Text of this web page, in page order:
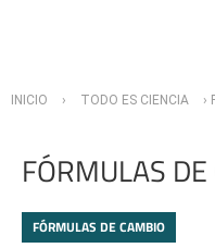
Usted está aquí
INICIO › TODO ES CIENCIA ›
FÓRMULAS
FÓRMULAS DE CAMBIO